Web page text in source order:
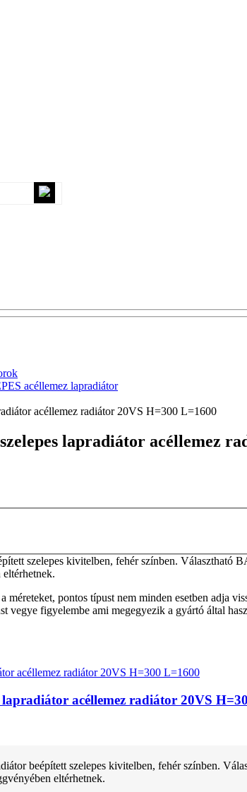
acéllemez lapradiátor
acéllemez radiátor 20VS H=300 L=1600
lapradiátor acéllemez
szelepes kivitelben, fehér színben.
pontos típust nem minden esetben adja
vegye figyelembe ami megegyezik a gyártó által
lapradiátor acéllemez radiátor 20VS
beépített szelepes kivitelben, fehér színben.
eltérhetnek.